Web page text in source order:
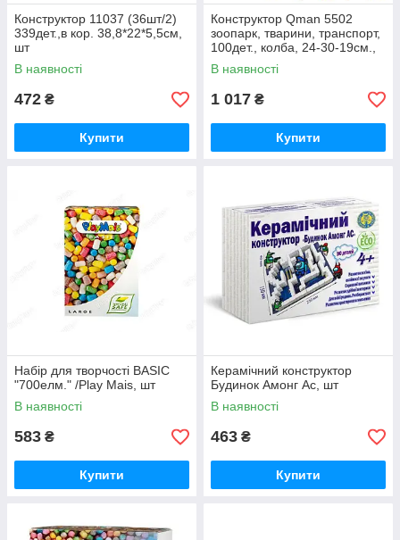
Конструктор 11037 (36шт/2)
339дет.,в кор. 38,8*22*5,5см,
шт
В наявності
472 ₴
Купити
Конструктор Qman 5502
зоопарк, тварини, транспорт,
100дет., колба, 24-30-19см.,
шт
В наявності
1 017 ₴
Купити
Набір для творчості BASIC
"700елм." /Play Mais, шт
В наявності
583 ₴
Купити
Керамічний конструктор
Будинок Амонг Ас, шт
В наявності
463 ₴
Купити